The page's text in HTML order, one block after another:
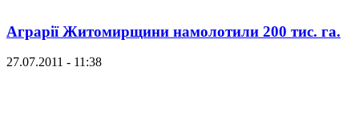
Аграрії Житомирщини намолотили 200 тис. га.
27.07.2011 - 11:38